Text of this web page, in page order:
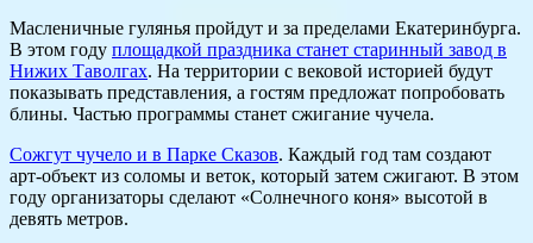
Масленичные гулянья пройдут и за пределами Екатеринбурга.
В этом году площадкой праздника станет старинный завод в
Нижих Таволгах. На территории с вековой историей будут
показывать представления, а гостям предложат попробовать
блины. Частью программы станет сжигание чучела.
Сожгут чучело и в Парке Сказов. Каждый год там создают
арт-объект из соломы и веток, который затем сжигают. В этом
году организаторы сделают «Солнечного коня» высотой в
девять метров.